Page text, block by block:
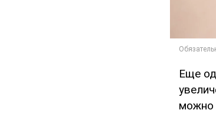
Еще
можно